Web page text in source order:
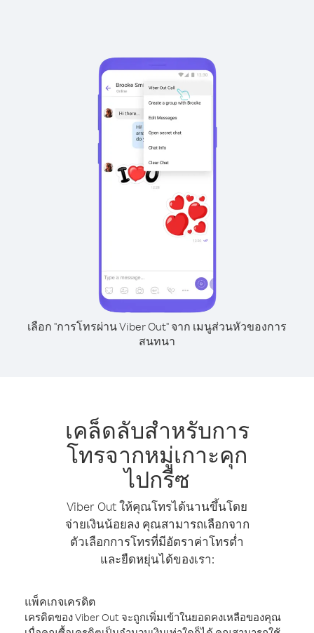
เลือก "การโทรผ่าน Viber Out" จาก เมนูส่วนหัวของการ
สนทนา
เคล็ดลับสำหรับการ
โทรจากหมู่เกาะคุก
ไปกรีซ
Viber Out ให้คุณโทรได้นานขึ้นโดย
จ่ายเงินน้อยลง คุณสามารถเลือกจาก
ตัวเลือกการโทรที่มีอัตราค่าโทรต่ำ
และยืดหยุ่นได้ของเรา:
แพ็คเกจเครดิต
เครดิตของ Viber Out จะถูกเพิ่มเข้าในยอดคงเหลือของคุณ